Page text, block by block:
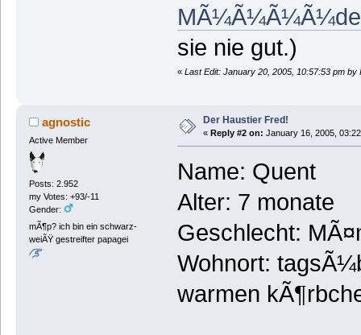
MÃ¼Ã¼Ã¼Ã¼de
sie nie gut.)
« Last Edit: January 20, 2005, 10:57:53 pm by
agnostic
Active Member
Posts: 2.952
my Votes: +93/-11
Gender:
mÃ¶p? ich bin ein schwarz-
weiÃŸ gestreifter papagei
Der Haustier Fred!
« Reply #2 on: January 16, 2005,
Name: Quent
Alter: 7 monate
Geschlecht:
Wohnort:
warmen